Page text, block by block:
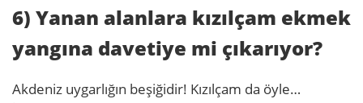
6) Yanan alanlara kızılçam ekmek
yangına davetiye mi çıkarıyor?
Akdeniz uygarlığın beşiğidir! Kızılçam da öyle…